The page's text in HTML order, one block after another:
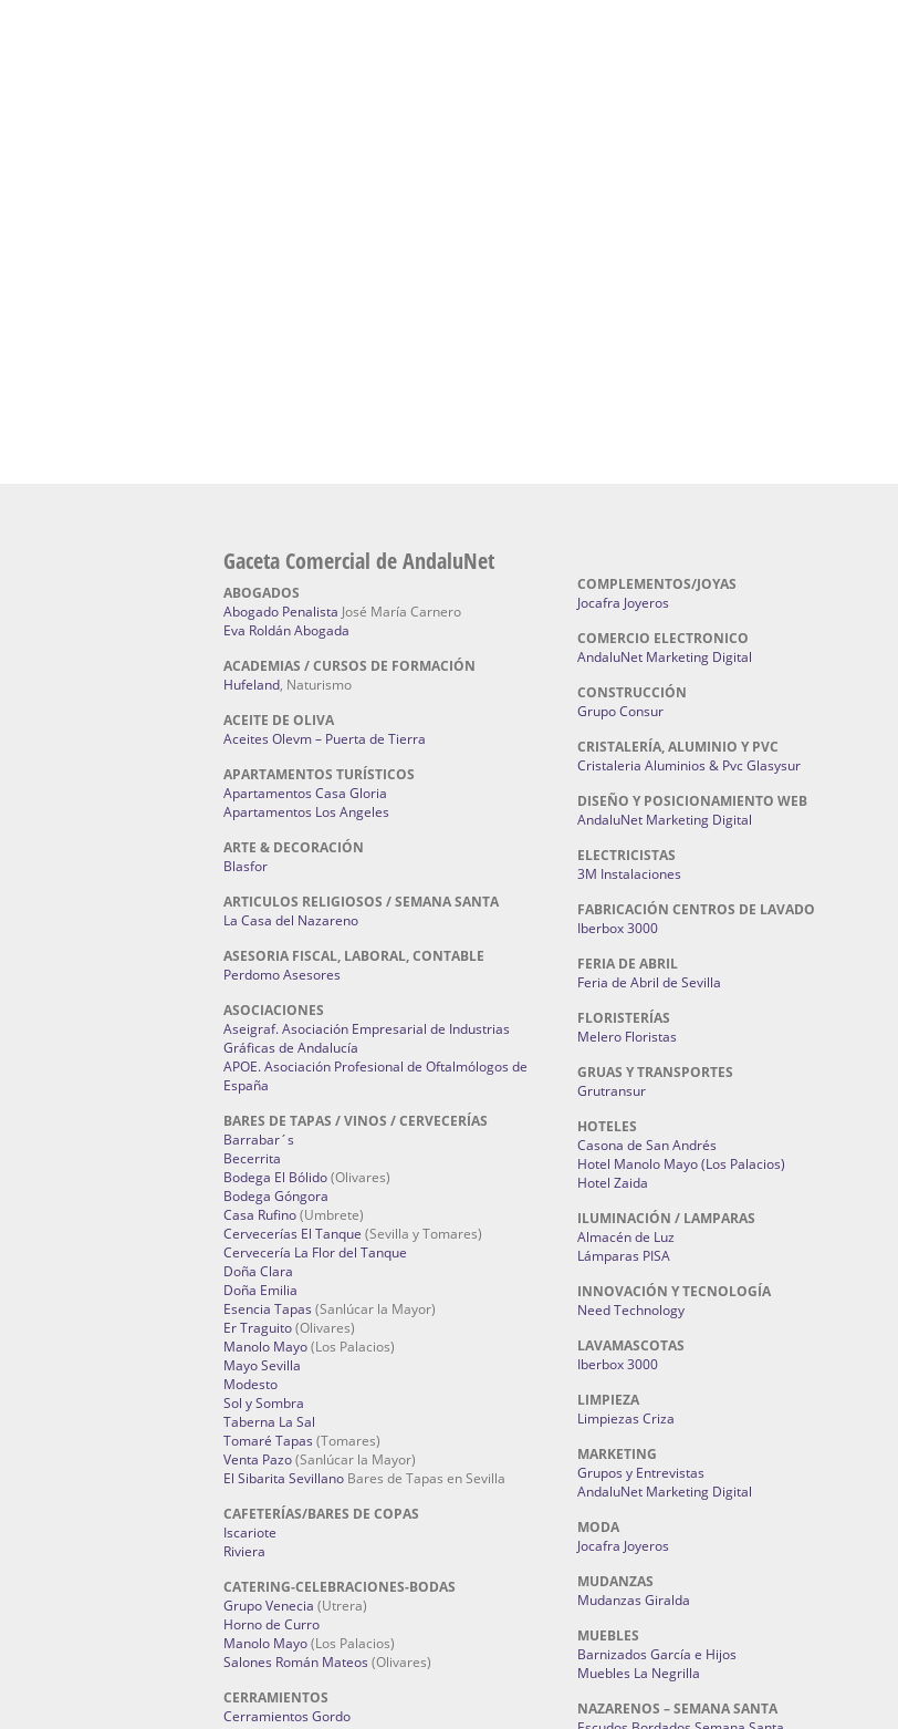
Gaceta Comercial de AndaluNet
ABOGADOS
Abogado Penalista José María Carnero
Eva Roldán Abogada
ACADEMIAS / CURSOS DE FORMACIÓN
Hufeland, Naturismo
ACEITE DE OLIVA
Aceites Olevm – Puerta de Tierra
APARTAMENTOS TURÍSTICOS
Apartamentos Casa Gloria
Apartamentos Los Angeles
ARTE & DECORACIÓN
Blasfor
ARTICULOS RELIGIOSOS / SEMANA SANTA
La Casa del Nazareno
ASESORIA FISCAL, LABORAL, CONTABLE
Perdomo Asesores
ASOCIACIONES
Aseigraf. Asociación Empresarial de Industrias
Gráficas de Andalucía
APOE. Asociación Profesional de Oftalmólogos de
España
BARES DE TAPAS / VINOS / CERVECERÍAS
Barrabar´s
Becerrita
Bodega El Bólido(Olivares)
Bodega Góngora
Casa Rufino(Umbrete)
Cervecerías El Tanque (Sevilla y Tomares)
Cervecería La Flor del Tanque
Doña Clara
Doña Emilia
Esencia Tapas (Sanlúcar la Mayor)
Er Traguito(Olivares)
Manolo Mayo(Los Palacios)
Mayo Sevilla
Modesto
Sol y Sombra
Taberna La Sal
Tomaré Tapas (Tomares)
Venta Pazo(Sanlúcar la Mayor)
El Sibarita Sevillano Bares de Tapas en Sevilla
CAFETERÍAS/BARES DE COPAS
Iscariote
Riviera
CATERING-CELEBRACIONES-BODAS
Grupo Venecia (Utrera)
Horno de Curro
Manolo Mayo(Los Palacios)
Salones Román Mateos (Olivares)
CERRAMIENTOS
Cerramientos Gordo
COMPLEMENTOS/JOYAS
Jocafra Joyeros
COMERCIO ELECTRONICO
AndaluNet Marketing Digital
CONSTRUCCIÓN
Grupo Consur
CRISTALERÍA, ALUMINIO Y PVC
Cristaleria Aluminios & Pvc Glasysur
DISEÑO Y POSICIONAMIENTO WEB
AndaluNet Marketing Digital
ELECTRICISTAS
3M Instalaciones
FABRICACIÓN CENTROS DE LAVADO
Iberbox 3000
FERIA DE ABRIL
Feria de Abril de Sevilla
FLORISTERÍAS
Melero Floristas
GRUAS Y TRANSPORTES
Grutransur
HOTELES
Casona de San Andrés
Hotel Manolo Mayo (Los Palacios)
Hotel Zaida
ILUMINACIÓN / LAMPARAS
Almacén de Luz
Lámparas PISA
INNOVACIÓN Y TECNOLOGÍA
Need Technology
LAVAMASCOTAS
Iberbox 3000
LIMPIEZA
Limpiezas Criza
MARKETING
Grupos y Entrevistas
AndaluNet Marketing Digital
MODA
Jocafra Joyeros
MUDANZAS
Mudanzas Giralda
MUEBLES
Barnizados García e Hijos
Muebles La Negrilla
NAZARENOS – SEMANA SANTA